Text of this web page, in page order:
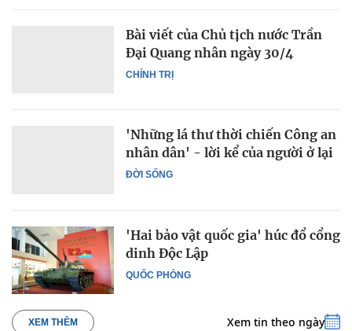
CHÍNH TRỊ
Bài viết của Chủ tịch nước Trần
Đại Quang nhân ngày 30/4
ĐỜI SỐNG
'Những lá thư thời chiến Công an
nhân dân' - lời kể của người ở lại
QUỐC PHÒNG
'Hai bảo vật quốc gia' húc đổ cổng
dinh Độc Lập
XEM THÊM Xem tin theo ngày